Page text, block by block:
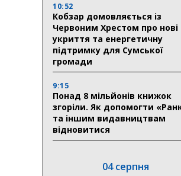
10:52
Кобзар домовляється із
Червоним Хрестом про нові
укриття та енергетичну
підтримку для Сумської
громади
9:15
Понад 8 мільйонів книжок
згоріли. Як допомогти
та іншим видавництвам
відновитися
04 серпня